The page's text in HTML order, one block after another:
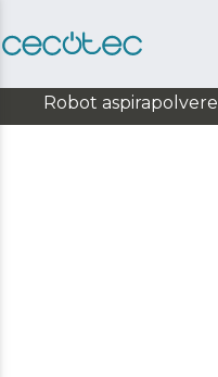
Robot aspirapolvere